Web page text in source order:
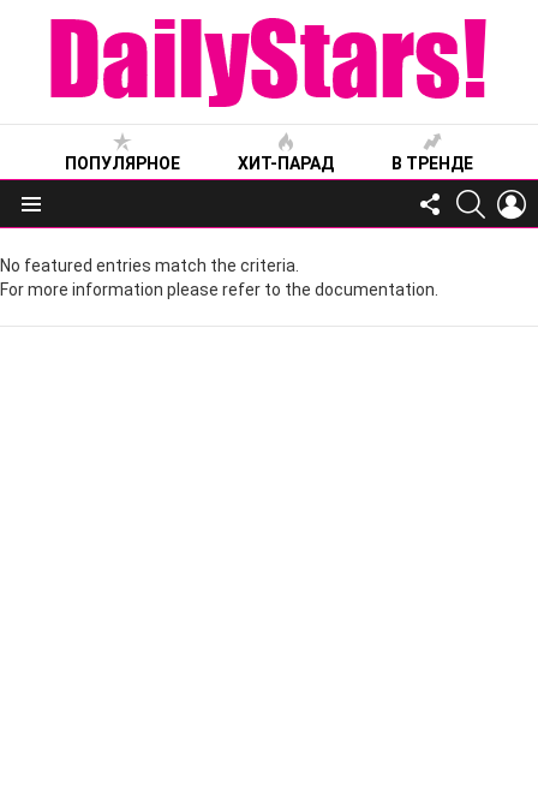
ПОПУЛЯРНОЕ ХИТ-ПАРАД В ТРЕНДЕ
Меню
FOLLOW
US
No featured entries match the criteria.
For more information please refer to the documentation.